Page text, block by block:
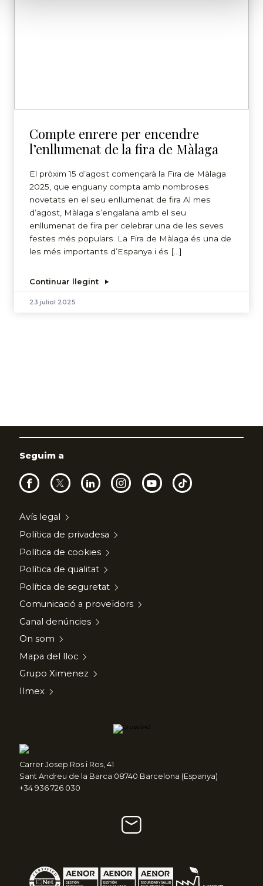
Compte enrere per encendre
l’enllumenat de la fira de Màlaga
El pròxim 15 d’agost començarà la Fira de Màlaga
2025, que enguany compta amb nombroses
novetats en el seu enllumenat de fira Al mes
d’agost, Màlaga s’engalana amb el seu
enllumenat de fira per celebrar una de les seves
festes més populars. La Fira de Màlaga és una de
les més importants d’Espanya i és […]
Continuar llegint
23 juliol 2025
Avís legal
Política de privadesa
Política de cookies
Política de qualitat
Política de seguretat
Comunicació a proveïdors
Canal denúncies
On som
Mapa del lloc
Grupo Ximenez
Ilmex
Seguim a
Carrer Josep Ros i Ros, 41
Sant Andreu de la Barca 08740 Barcelona (Espanya)
+34 936 726 030